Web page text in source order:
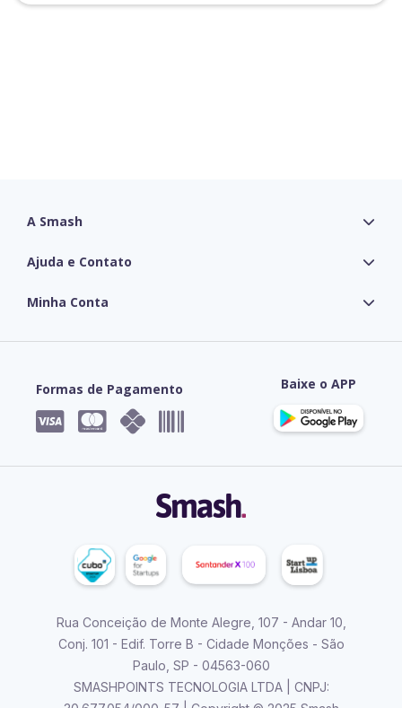
A Smash 
Ajuda e Contato 
Minha Conta 
Formas de Pagamento
  
Baixe o APP
Rua Conceição de Monte Alegre, 107 - Andar 10,
Conj. 101 - Edif. Torre B - Cidade Monções - São
Paulo, SP - 04563-060
SMASHPOINTS TECNOLOGIA LTDA | CNPJ: